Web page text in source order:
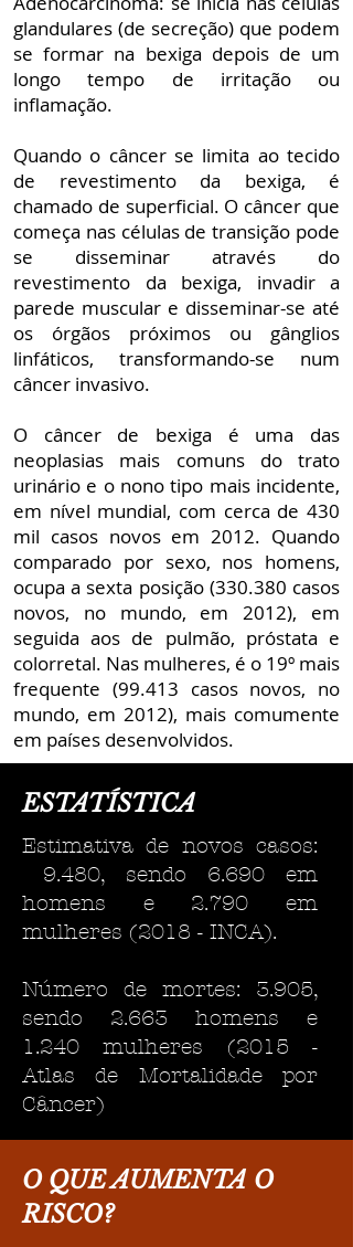
glandulares (de secreção) que podem
se formar na bexiga depois de um
longo tempo de irritação ou
inflamação.
Quando o câncer se limita ao tecido
de revestimento da bexiga, é
chamado de superficial. O câncer que
começa nas células de transição pode
se disseminar através do
revestimento da bexiga, invadir a
parede muscular e disseminar-se até
os órgãos próximos ou gânglios
linfáticos, transformando-se num
câncer invasivo.
O câncer de bexiga é uma das
neoplasias mais comuns do trato
urinário e o nono tipo mais incidente,
em nível mundial, com cerca de 430
mil casos novos em 2012. Quando
comparado por sexo, nos homens,
ocupa a sexta posição (330.380 casos
novos, no mundo, em 2012), em
seguida aos de pulmão, próstata e
colorretal. Nas mulheres, é o 19º mais
frequente (99.413 casos novos, no
mundo, em 2012), mais comumente
em países desenvolvidos.
ESTATÍSTICA
Estimativa de novos casos:
9.480, sendo 6.690 em
homens e 2.790 em
mulheres (2018 - INCA).
Número de mortes: 3.905,
sendo 2.663 homens e
1.240 mulheres (2015 -
Atlas de Mortalidade por
Câncer)
O QUE AUMENTA O
RISCO?